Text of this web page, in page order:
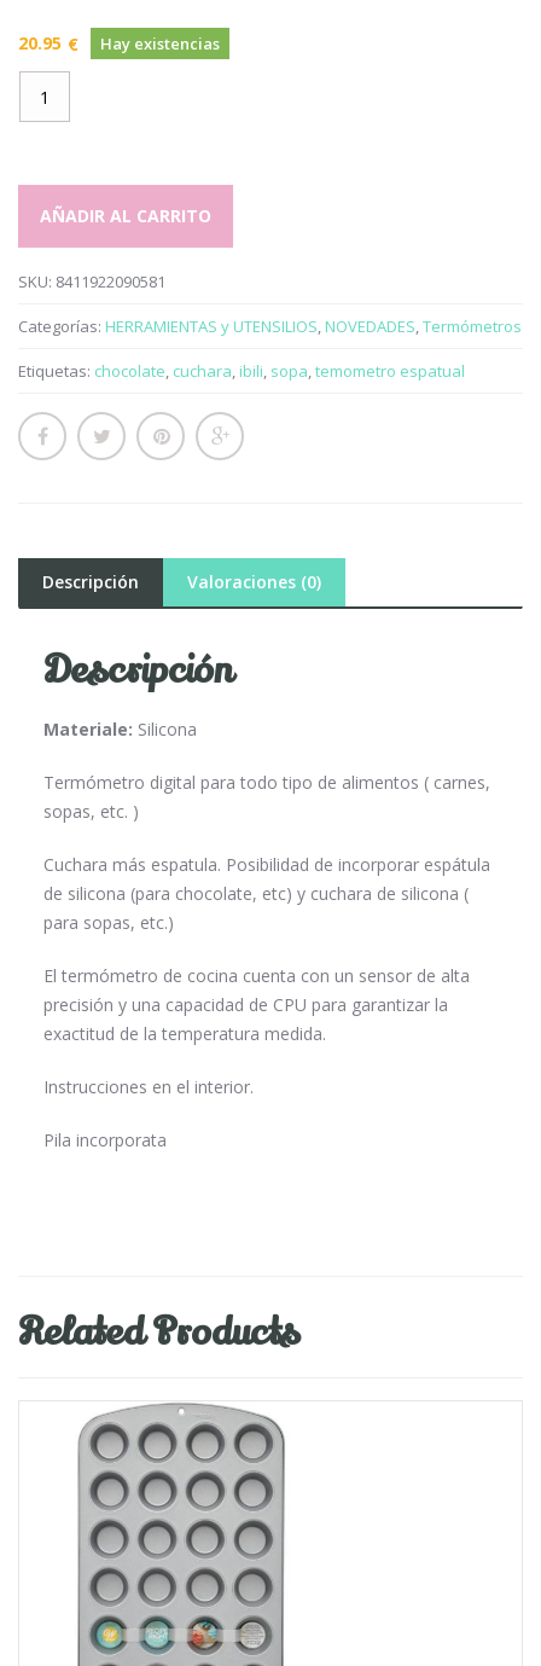
20.95 € Hay existencias
Termómetro
Espátula
AÑADIR AL CARRITO
SKU: 8411922090581
Categorías: HERRAMIENTAS y UTENSILIOS, NOVEDADES,Termómetros
Etiquetas: chocolate, cuchara, ibili, sopa,temometro espatual
Descripción Valoraciones (0)
Descripción
Materiale: Silicona
Termómetro digital para todo tipo de alimentos ( carnes,
sopas, etc. )
Cuchara más espatula. Posibilidad de incorporar espátula
de silicona (para chocolate, etc) y cuchara de silicona (
para sopas, etc.)
El termómetro de cocina cuenta con un sensor de alta
precisión y una capacidad de CPU para garantizar la
exactitud de la temperatura medida.
Instrucciones en el interior.
Pila incorporata
Related Products